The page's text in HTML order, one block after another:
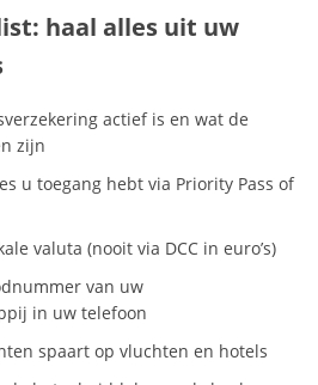
haal alles uit uw
actief is en wat de
zijn
u toegang hebt via Priority Pass of
valuta (nooit via DCC in euro’s)
van uw
in uw telefoon
spaart op vluchten en hotels